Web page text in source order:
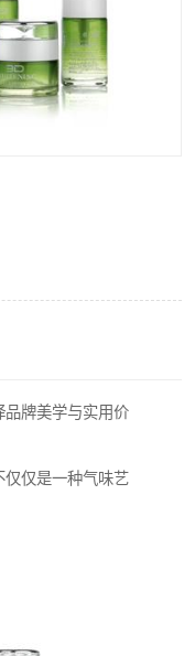
品牌美学与实用价
仅仅是一种气味艺